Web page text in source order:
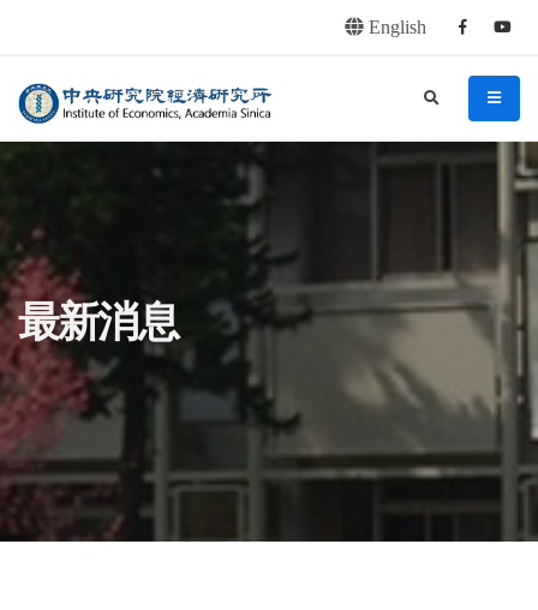
English Facebook
中央研究院經濟研究所 menu
search
最新消息